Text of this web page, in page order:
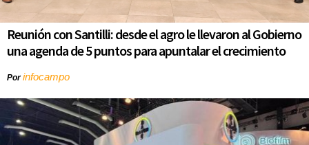
Reunión con Santilli: desde el agro le llevaron al Gobierno
una agenda de 5 puntos para apuntalar el crecimiento
Porinfocampo